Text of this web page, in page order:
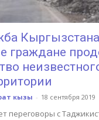
граждане
кызы - 18 сентября 2019
переговоры с